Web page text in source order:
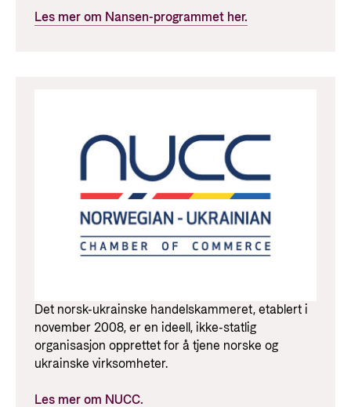
Les mer om Nansen-programmet her.
Det norsk-ukrainske handelskammeret, etablert i
november 2008, er en ideell, ikke-statlig
organisasjon opprettet for å tjene norske og
ukrainske virksomheter.
Les mer om NUCC.